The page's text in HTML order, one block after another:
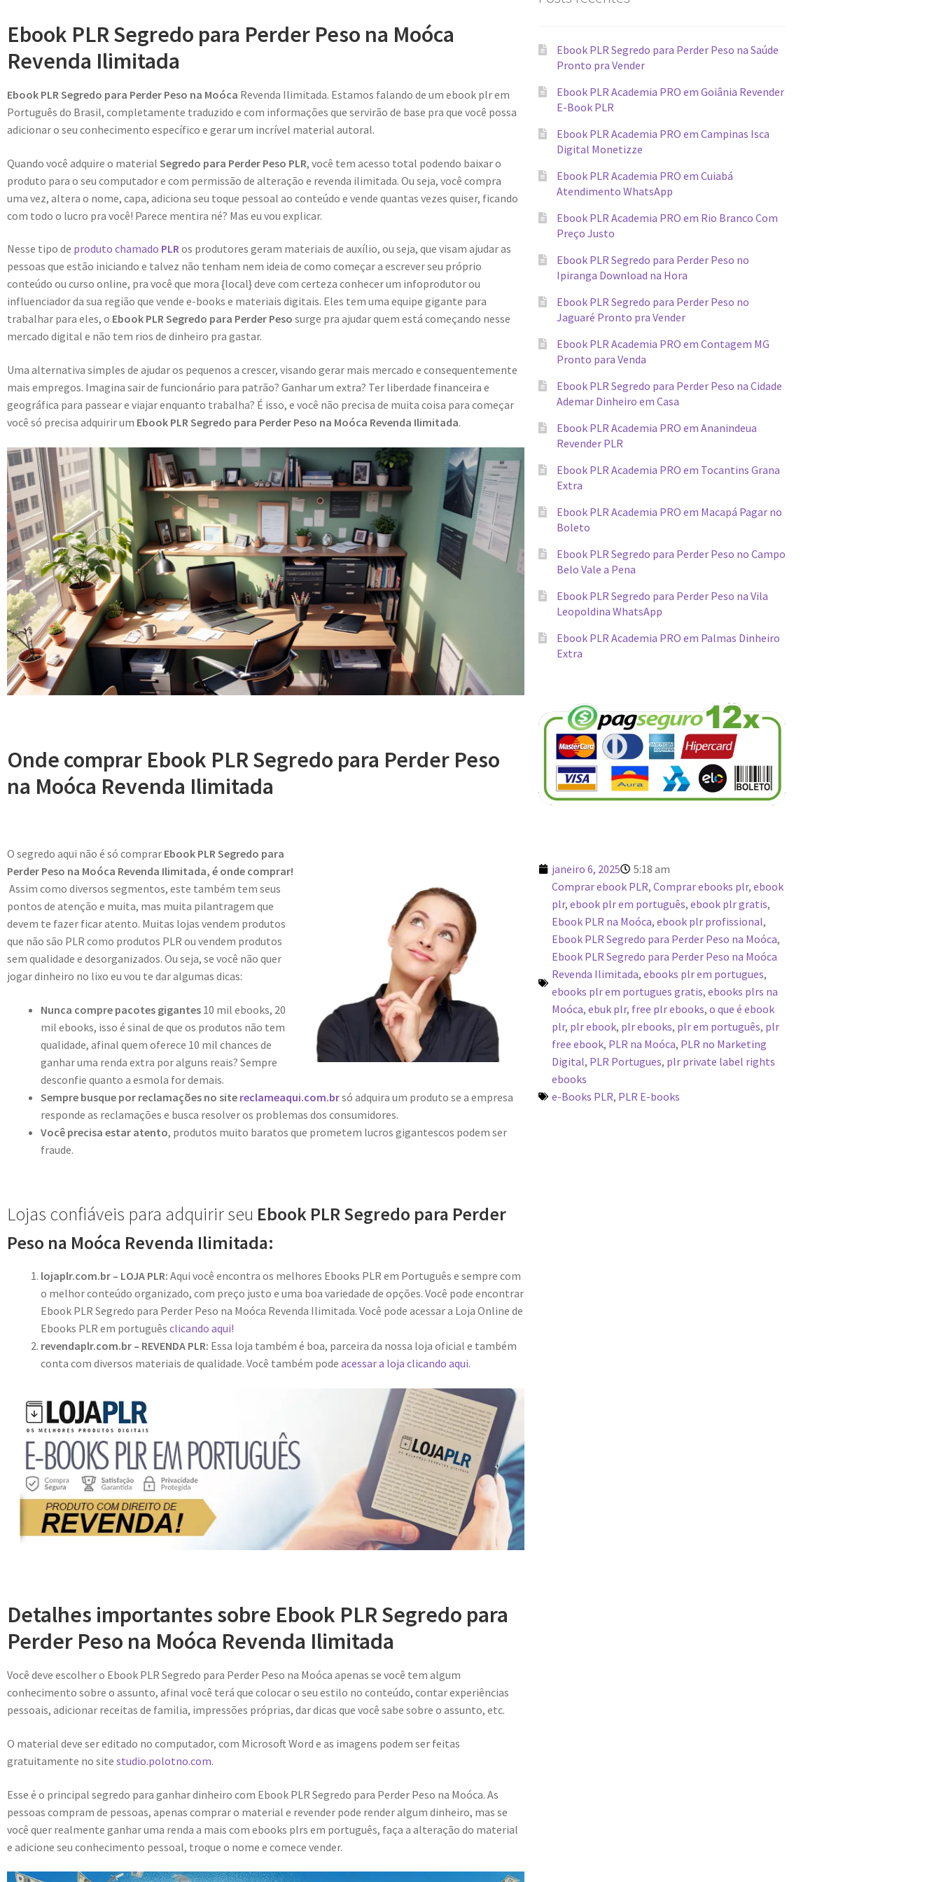
Ebook PLR Segredo para Perder Peso na Moóca
Revenda Ilimitada
Ebook PLR Segredo para Perder Peso na Moóca Revenda Ilimitada. Estamos falando de um ebook plr em
Português do Brasil, completamente traduzido e com informações que servirão de base pra que você possa
adicionar o seu conhecimento específico e gerar um incrível material autoral.
Quando você adquire o material Segredo para Perder Peso PLR, você tem acesso total podendo baixar o
produto para o seu computador e com permissão de alteração e revenda ilimitada. Ou seja, você compra
uma vez, altera o nome, capa, adiciona seu toque pessoal ao conteúdo e vende quantas vezes quiser, ficando
com todo o lucro pra você! Parece mentira né? Mas eu vou explicar.
Nesse tipo de produto chamado PLRos produtores geram materiais de auxílio, ou seja, que visam ajudar as
pessoas que estão iniciando e talvez não tenham nem ideia de como começar a escrever seu próprio
conteúdo ou curso online, pra você que mora {local} deve com certeza conhecer um infoprodutor ou
influenciador da sua região que vende e-books e materiais digitais. Eles tem uma equipe gigante para
trabalhar para eles, o Ebook PLR Segredo para Perder Peso surge pra ajudar quem está começando nesse
mercado digital e não tem rios de dinheiro pra gastar.
Uma alternativa simples de ajudar os pequenos a crescer, visando gerar mais mercado e consequentemente
mais empregos. Imagina sair de funcionário para patrão? Ganhar um extra? Ter liberdade financeira e
geográfica para passear e viajar enquanto trabalha? É isso, e você não precisa de muita coisa para começar
você só precisa adquirir um Ebook PLR Segredo para Perder Peso na Moóca Revenda Ilimitada.
Onde comprar Ebook PLR Segredo para Perder Peso
na Moóca Revenda Ilimitada
O segredo aqui não é só comprar Ebook PLR Segredo para
Perder Peso na Moóca Revenda Ilimitada, é onde comprar!
Assim como diversos segmentos, este também tem seus
pontos de atenção e muita, mas muita pilantragem que
devem te fazer ficar atento. Muitas lojas vendem produtos
que não são PLR como produtos PLR ou vendem produtos
sem qualidade e desorganizados. Ou seja, se você não quer
jogar dinheiro no lixo eu vou te dar algumas dicas:
Nunca compre pacotes gigantes 10 mil ebooks, 20
mil ebooks, isso é sinal de que os produtos não tem
qualidade, afinal quem oferece 10 mil chances de
ganhar uma renda extra por alguns reais? Sempre
desconfie quanto a esmola for demais.
Sempre busque por reclamações no site reclameaqui.com.brsó adquira um produto se a empresa
responde as reclamações e busca resolver os problemas dos consumidores.
Você precisa estar atento, produtos muito baratos que prometem lucros gigantescos podem ser
fraude.
Lojas confiáveis para adquirir seu Ebook PLR Segredo para Perder
Peso na Moóca Revenda Ilimitada:
lojaplr.com.br – LOJA PLR: Aqui você encontra os melhores Ebooks PLR em Português e sempre com
o melhor conteúdo organizado, com preço justo e uma boa variedade de opções. Você pode encontrar
Ebook PLR Segredo para Perder Peso na Moóca Revenda Ilimitada. Você pode acessar a Loja Online de
Ebooks PLR em português clicando aqui!
revendaplr.com.br – REVENDA PLR: Essa loja também é boa, parceira da nossa loja oficial e também
conta com diversos materiais de qualidade. Você também pode acessar a loja clicando aqui.
Detalhes importantes sobre Ebook PLR Segredo para
Perder Peso na Moóca Revenda Ilimitada
Você deve escolher o Ebook PLR Segredo para Perder Peso na Moóca apenas se você tem algum
conhecimento sobre o assunto, afinal você terá que colocar o seu estilo no conteúdo, contar experiências
pessoais, adicionar receitas de familia, impressões próprias, dar dicas que você sabe sobre o assunto, etc.
O material deve ser editado no computador, com Microsoft Word e as imagens podem ser feitas
gratuitamente no site studio.polotno.com.
Esse é o principal segredo para ganhar dinheiro com Ebook PLR Segredo para Perder Peso na Moóca. As
pessoas compram de pessoas, apenas comprar o material e revender pode render algum dinheiro, mas se
você quer realmente ganhar uma renda a mais com ebooks plrs em português, faça a alteração do material
e adicione seu conhecimento pessoal, troque o nome e comece vender.
Ebook PLR Segredo para Perder Peso na Saúde
Pronto pra Vender
Ebook PLR Academia PRO em Goiânia Revender
E-Book PLR
Ebook PLR Academia PRO em Campinas Isca
Digital Monetizze
Ebook PLR Academia PRO em Cuiabá
Atendimento WhatsApp
Ebook PLR Academia PRO em Rio Branco Com
Preço Justo
Ebook PLR Segredo para Perder Peso no
Ipiranga Download na Hora
Ebook PLR Segredo para Perder Peso no
Jaguaré Pronto pra Vender
Ebook PLR Academia PRO em Contagem MG
Pronto para Venda
Ebook PLR Segredo para Perder Peso na Cidade
Ademar Dinheiro em Casa
Ebook PLR Academia PRO em Ananindeua
Revender PLR
Ebook PLR Academia PRO em Tocantins Grana
Extra
Ebook PLR Academia PRO em Macapá Pagar no
Boleto
Ebook PLR Segredo para Perder Peso no Campo
Belo Vale a Pena
Ebook PLR Segredo para Perder Peso na Vila
Leopoldina WhatsApp
Ebook PLR Academia PRO em Palmas Dinheiro
Extra
janeiro 6, 2025
5:18 am
Comprar ebook PLR, Comprar ebooks plr, ebook
plr, ebook plr em português, ebook plr gratis,
Ebook PLR na Moóca, ebook plr profissional,
Ebook PLR Segredo para Perder Peso na Moóca,
Ebook PLR Segredo para Perder Peso na Moóca
Revenda Ilimitada, ebooks plr em portugues,
ebooks plr em portugues gratis, ebooks plrs na
Moóca, ebuk plr, free plr ebooks, o que é ebook
plr, plr ebook, plr ebooks, plr em português, plr
free ebook, PLR na Moóca, PLR no Marketing
Digital, PLR Portugues, plr private label rights
ebooks
e-Books PLR, PLR E-books